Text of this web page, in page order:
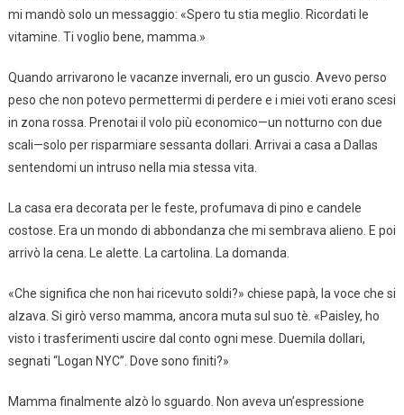
mi mandò solo un messaggio: «Spero tu stia meglio. Ricordati le
vitamine. Ti voglio bene, mamma.»
Quando arrivarono le vacanze invernali, ero un guscio. Avevo perso
peso che non potevo permettermi di perdere e i miei voti erano scesi
in zona rossa. Prenotai il volo più economico—un notturno con due
scali—solo per risparmiare sessanta dollari. Arrivai a casa a Dallas
sentendomi un intruso nella mia stessa vita.
La casa era decorata per le feste, profumava di pino e candele
costose. Era un mondo di abbondanza che mi sembrava alieno. E poi
arrivò la cena. Le alette. La cartolina. La domanda.
«Che significa che non hai ricevuto soldi?» chiese papà, la voce che si
alzava. Si girò verso mamma, ancora muta sul suo tè. «Paisley, ho
visto i trasferimenti uscire dal conto ogni mese. Duemila dollari,
segnati “Logan NYC”. Dove sono finiti?»
Mamma finalmente alzò lo sguardo. Non aveva un’espressione